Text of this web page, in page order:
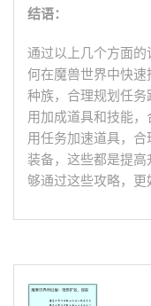
结语：
通过以上几个方面
何在魔兽世界中快
种族，合理规划任务
用加成道具和技能，
用任务加速道具，
装备，这些都是提
够通过这些攻略，更